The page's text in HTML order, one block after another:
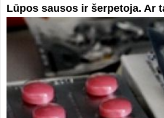
Lūpos sausos ir šerpetoja. Ar